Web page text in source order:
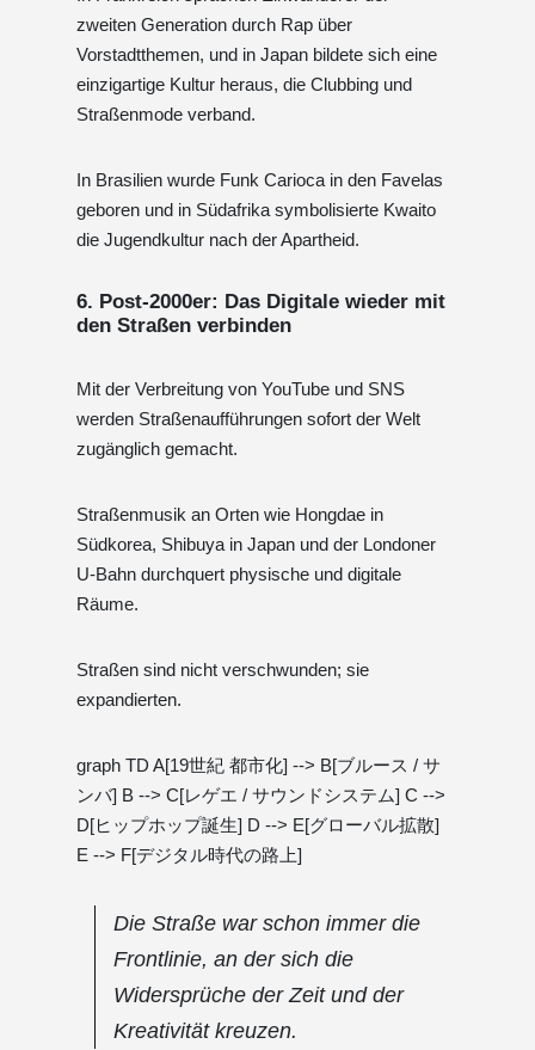
zweiten Generation durch Rap über
Vorstadtthemen, und in Japan bildete sich eine
einzigartige Kultur heraus, die Clubbing und
Straßenmode verband.
In Brasilien wurde Funk Carioca in den Favelas
geboren und in Südafrika symbolisierte Kwaito
die Jugendkultur nach der Apartheid.
6. Post-2000er: Das Digitale wieder mit
den Straßen verbinden
Mit der Verbreitung von YouTube und SNS
werden Straßenaufführungen sofort der Welt
zugänglich gemacht.
Straßenmusik an Orten wie Hongdae in
Südkorea, Shibuya in Japan und der Londoner
U-Bahn durchquert physische und digitale
Räume.
Straßen sind nicht verschwunden; sie
expandierten.
graph TD A[19世紀 都市化] --> B[ブルース / サ
ンバ] B --> C[レゲエ / サウンドシステム] C -->
D[ヒップホップ誕生] D --> E[グローバル拡散]
E --> F[デジタル時代の路上]
Die Straße war schon immer die
Frontlinie, an der sich die
Widersprüche der Zeit und der
Kreativität kreuzen.